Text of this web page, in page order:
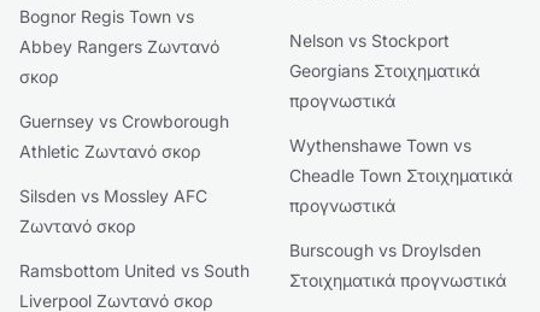
Bognor Regis Town vs
Abbey Rangers Ζωντανό
σκορ
Guernsey vs Crowborough
Athletic Ζωντανό σκορ
Silsden vs Mossley AFC
Ζωντανό σκορ
Ramsbottom United vs South
Liverpool Ζωντανό σκορ
Nelson vs Stockport
Georgians Στοιχηματικά
προγνωστικά
Wythenshawe Town vs
Cheadle Town Στοιχηματικά
προγνωστικά
Burscough vs Droylsden
Στοιχηματικά προγνωστικά